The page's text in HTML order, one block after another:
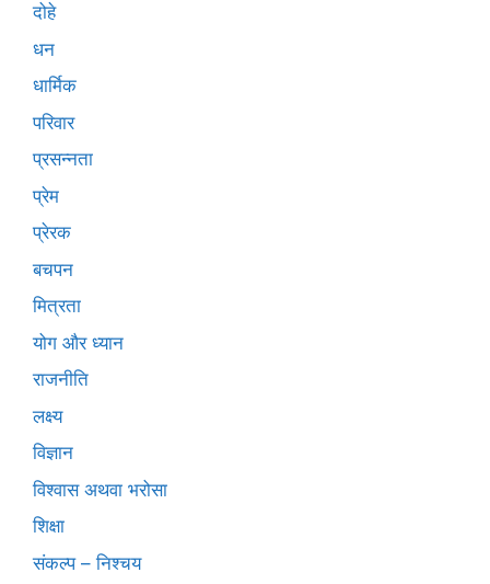
दोहे
धन
धार्मिक
परिवार
प्रसन्नता
प्रेम
प्रेरक
बचपन
मित्रता
योग और ध्यान
राजनीति
लक्ष्य
विज्ञान
विश्वास अथवा भरोसा
शिक्षा
संकल्प – निश्चय